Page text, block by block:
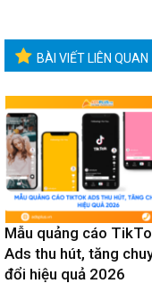
BÀI VIẾT LIÊN QUAN
Mẫu quảng cáo
Ads thu hút, tăng
đổi hiệu quả 2026